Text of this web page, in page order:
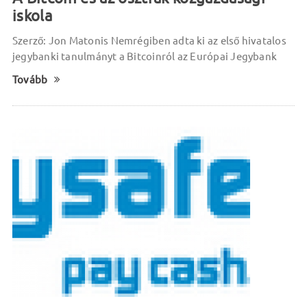
iskola
Szerző: Jon Matonis Nemrégiben adta ki az első hivatalos
jegybanki tanulmányt a Bitcoinról az Európai Jegybank
Tovább